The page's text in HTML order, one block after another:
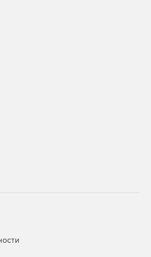
алгоритмов шифрования,
и различные
ЭЦП 2.0 и токены
подписей, а также для
с операционными системами и
информации.
5.0?